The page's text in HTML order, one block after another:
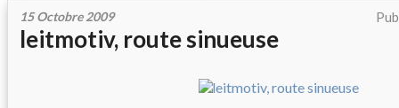
15 Octobre 2009
leitmotiv, route sinueuse